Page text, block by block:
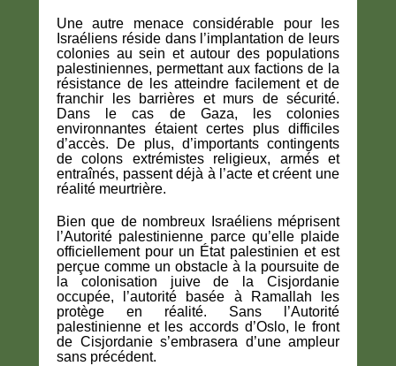
Une autre menace considérable pour les
Israéliens réside dans l’implantation de leurs
colonies au sein et autour des populations
palestiniennes, permettant aux factions de la
résistance de les atteindre facilement et de
franchir les barrières et murs de sécurité.
Dans le cas de Gaza, les colonies
environnantes étaient certes plus difficiles
d’accès. De plus, d’importants contingents
de colons extrémistes religieux, armés et
entraînés, passent déjà à l’acte et créent une
réalité meurtrière.
Bien que de nombreux Israéliens méprisent
l’Autorité palestinienne parce qu’elle plaide
officiellement pour un État palestinien et est
perçue comme un obstacle à la poursuite de
la colonisation juive de la Cisjordanie
occupée, l’autorité basée à Ramallah les
protège en réalité. Sans l’Autorité
palestinienne et les accords d’Oslo, le front
de Cisjordanie s’embrasera d’une ampleur
sans précédent.